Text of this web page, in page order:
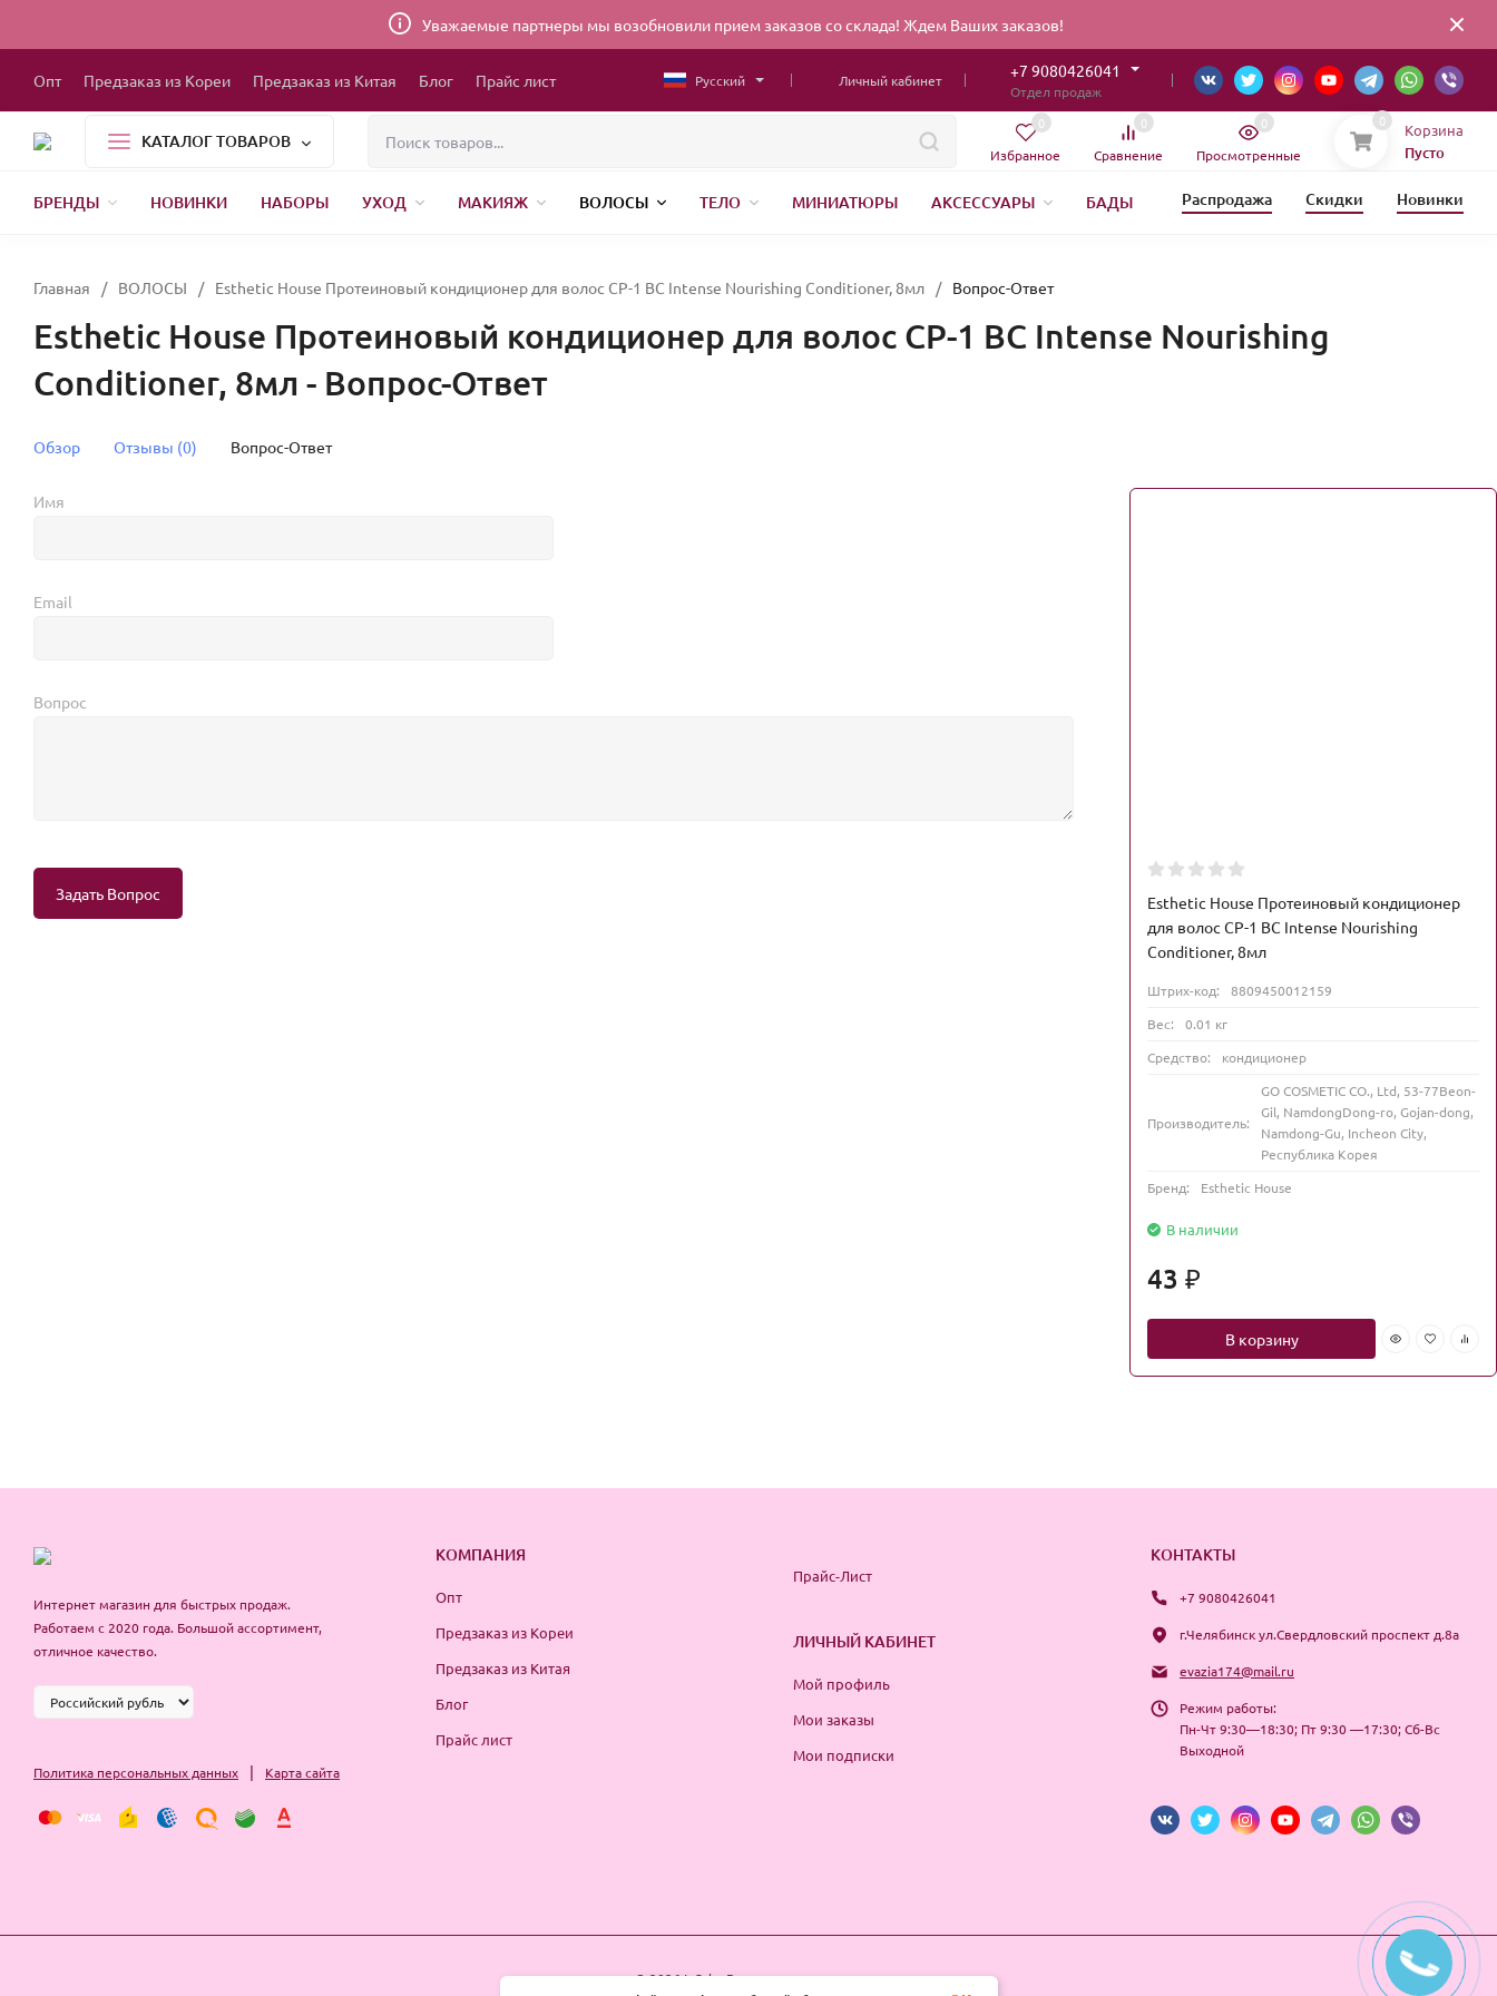
Уважаемые партнеры мы возобновили прием заказов со склада! Ждем Ваших заказов!
Опт Предзаказ из Кореи Предзаказ из Китая Блог Прайс лист Русский Личный кабинет +7 9080426041
Отдел продаж
КАТАЛОГ ТОВАРОВ
Избранное
0
Сравнение
0
Просмотренные
0 0 Корзина
Пусто
БРЕНДЫ НОВИНКИ НАБОРЫ УХОД МАКИЯЖ ВОЛОСЫ ТЕЛО МИНИАТЮРЫ АКСЕССУАРЫ
БАДЫ
Распродажа Скидки Новинки
Главная / ВОЛОСЫ / Esthetic House Протеиновый кондиционер для волос CP-1 BС Intense Nourishing Conditioner, 8мл / Вопрос-Ответ
Esthetic House Протеиновый кондиционер для волос CP-1 BС Intense Nourishing
Conditioner, 8мл - Вопрос-Ответ
Обзор Отзывы (0) Вопрос-Ответ
Имя
Email
Вопрос
Esthetic House Протеиновый кондиционер
для волос CP-1 BС Intense Nourishing
Conditioner, 8мл
Штрих-код:
8809450012159
Вес:
0.01 кг
Средство:
кондиционер
Производитель:
GO COSMETIC CO., Ltd, 53-77Beon-
Gil, NamdongDong-ro, Gojan-dong,
Namdong-Gu, Incheon City,
Республика Корея
Бренд:
Esthetic House
В наличии
43 ₽
В корзину
Интернет магазин для быстрых продаж.
Работаем с 2020 года. Большой ассортимент,
отличное качество.
Политика персональных данных | Карта сайта
КОМПАНИЯ
Опт
Предзаказ из Кореи
Предзаказ из Китая
Блог
Прайс лист
Прайс-Лист
ЛИЧНЫЙ КАБИНЕТ
Мой профиль
Мои заказы
Мои подписки
КОНТАКТЫ
+7 9080426041
г.Челябинск ул.Свердловский проспект д.8а
evazia174@mail.ru
Режим работы:
Пн-Чт 9:30—18:30; Пт 9:30 —17:30; Сб-Вс
Выходной
© 2026 InSale. Все права защищены